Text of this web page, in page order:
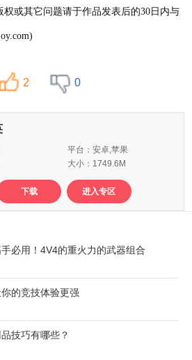
或其它问题请于作品发表后的30日内与
2 0
平台：安卓,苹果
大小：1749.6M
下载 进入专区
必用！4V4的重火力的武器组合
的竞技体验更强
技巧有哪些？